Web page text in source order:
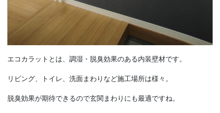
エコカラットとは、調湿・脱臭効果のある内装壁材です。
リビング、トイレ、洗面まわりなど施工場所は様々。
脱臭効果が期待できるので玄関まわりにも最適ですね。